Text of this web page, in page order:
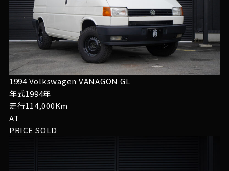
1994 Volkswagen VANAGON GL
年式1994年
走行114,000Km
AT
PRICE SOLD